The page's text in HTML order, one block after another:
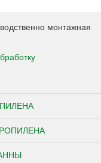
монтажная